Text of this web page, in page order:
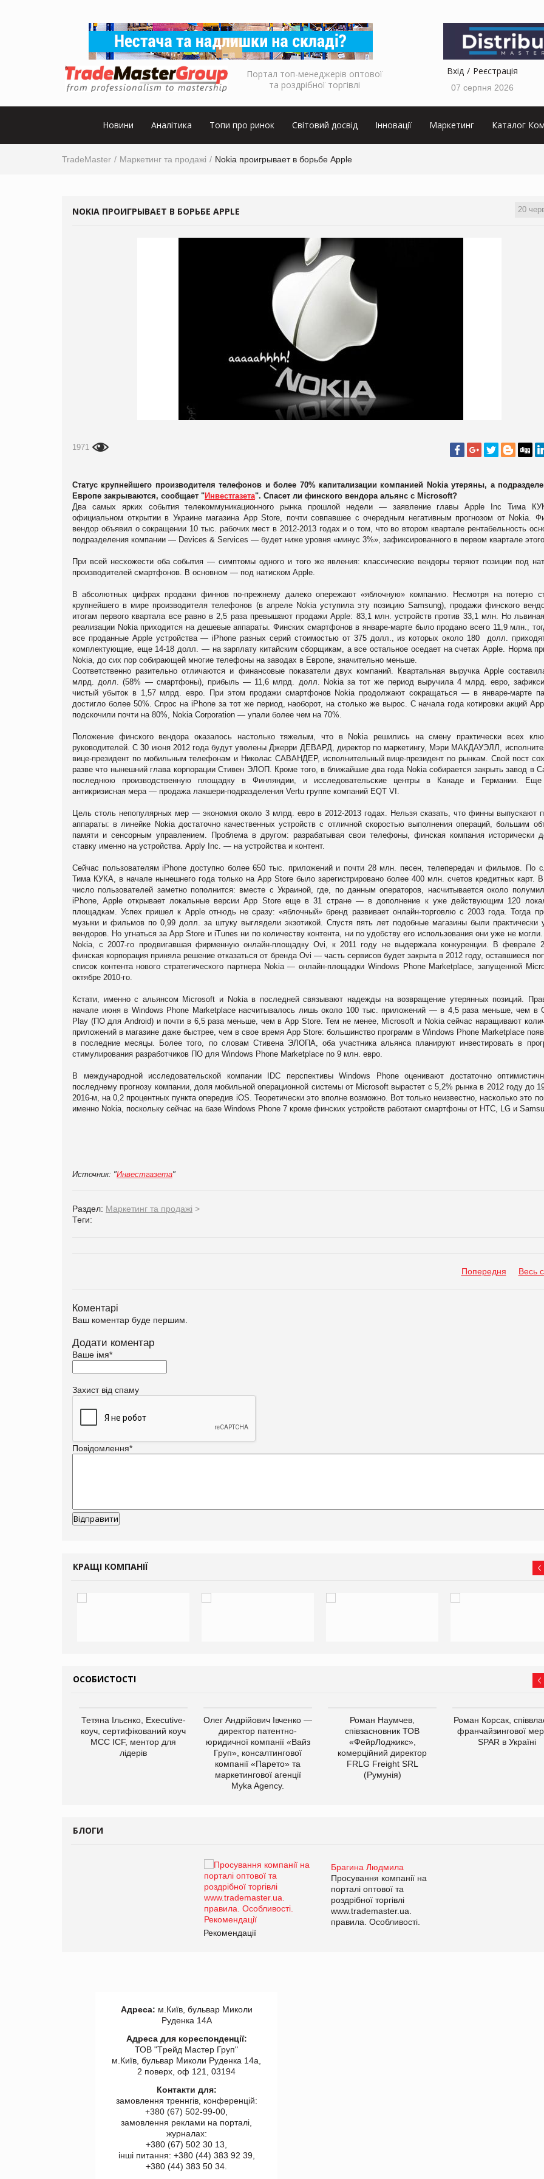
Портал топ-менеджерів оптової
та роздрібної торгівлі
Вхід Реєстрація
07 серпня 2026
Новини Аналітика Топи про ринок Світовий досвід Інновації Маркетинг Каталог
TradeMaster Маркетинг та продажі Nokia проигрывает в борьбе Apple
20
NOKIA ПРОИГРЫВАЕТ В БОРЬБЕ APPLE
1971
Статус крупнейшего производителя телефонов и более 70% капитализации компанией Nokia утеряны, а
Европе закрываются, сообщает "Инвестгазета". Спасет ли финского вендора альянс с Microsoft?
Два самых ярких события телекоммуникационного рынка прошлой недели — заявление главы Apple Inc Тима
официальном открытии в Украине магазина App Store, почти совпавшее с очередным негативным прогнозом от Nokia.
вендор объявил о сокращении 10 тыс. рабочих мест в 2012-2013 годах и о том, что во втором квартале рентабельность
подразделения компании — Devices & Services — будет ниже уровня «минус 3%», зафиксированного в первом квартале этого
При всей несхожести оба события — симптомы одного и того же явления: классические вендоры теряют позиции под
производителей смартфонов. В основном — под натиском Apple.
В абсолютных цифрах продажи финнов по-прежнему далеко опережают «яблочную» компанию. Несмотря на потерю
крупнейшего в мире производителя телефонов (в апреле Nokia уступила эту позицию Samsung), продажи финского
итогам первого квартала все равно в 2,5 раза превышают продажи Apple: 83,1 млн. устройств против 33,1 млн. Но
реализации Nokia приходится на дешевые аппараты. Финских смартфонов в январе-марте было продано всего 11,9 млн.,
все проданные Apple устройства — iPhone разных серий стоимостью от 375 долл., из которых около 180 долл.
комплектующие, еще 14-18 долл. — на зарплату китайским сборщикам, а все остальное оседает на счетах Apple. Норма
Nokia, до сих пор собирающей многие телефоны на заводах в Европе, значительно меньше.
Соответственно разительно отличаются и финансовые показатели двух компаний. Квартальная выручка Apple
млрд. долл. (58% — смартфоны), прибыль — 11,6 млрд. долл. Nokia за тот же период выручила 4 млрд. евро,
чистый убыток в 1,57 млрд. евро. При этом продажи смартфонов Nokia продолжают сокращаться — в январе-марте
достигло более 50%. Спрос на iPhone за тот же период, наоборот, на столько же вырос. С начала года котировки акций
подскочили почти на 80%, Nokia Corporation — упали более чем на 70%.
Положение финского вендора оказалось настолько тяжелым, что в Nokia решились на смену практически всех
руководителей. С 30 июня 2012 года будут уволены Джерри ДЕВАРД, директор по маркетингу, Мэри МАКДАУЭЛЛ
,
вице-президент по мобильным телефонам и Николас САВАНДЕР, исполнительный вице-президент по рынкам. Свой пост
разве что нынешний глава корпорации Стивен ЭЛОП
. Кроме того, в ближайшие два года Nokia собирается закрыть завод в
последнюю производственную площадку в Финляндии, и исследовательские центры в Канаде и Германии.
антикризисная мера — продажа лакшери-подразделения Vertu группе компаний EQT VI.
Цель столь непопулярных мер — экономия около 3 млрд. евро в 2012-2013 годах. Нельзя сказать, что финны выпускают
аппараты: в линейке Nokia достаточно качественных устройств с отличной скоростью выполнения операций, большим
памяти и сенсорным управлением. Проблема в другом: разрабатывая свои телефоны, финская компания исторически
ставку именно на устройства. Applу Inc. — на устройства и контент.
Сейчас пользователям iPhone доступно более 650 тыс. приложений и почти 28 млн. песен, телепередач и фильмов. По
Тима КУКА , в начале нынешнего года только на App Store было зарегистрировано более 400 млн. счетов кредитных карт.
число пользователей заметно пополнится: вместе с Украиной, где, по данным операторов, насчитывается около
iPhone, Apple открывает локальные версии App Store еще в 31 стране — в дополнение к уже действующим 120
площадкам. Успех пришел к Apple отнюдь не сразу: «яблочный» бренд развивает онлайн-торговлю с 2003 года. Тогда
музыки и фильмов по 0,99 долл. за штуку выглядели экзотикой. Спустя пять лет подобные магазины были практически
вендоров. Но угнаться за App Store и iTunes ни по количеству контента, ни по удобству его использования они уже не
Nokia, с 2007-го продвигавшая фирменную онлайн-площадку Ovi, к 2011 году не выдержала конкуренции. В феврале
финская корпорация приняла решение отказаться от бренда Ovi — часть сервисов будет закрыта в 2012 году, оставшиеся
список контента нового стратегического партнера Nokia — онлайн-площадки Windows Phone Marketplace, запущенной
октябре 2010-го.
Кстати, именно с альянсом Microsoft и Nokia в последней связывают надежды на возвращение утерянных позиций.
начале июня в Windows Phone Marketplace насчитывалось лишь около 100 тыс. приложений — в 4,5 раза меньше, чем в
Play (ПО для Android) и почти в 6,5 раза меньше, чем в App Store. Тем не менее, Microsoft и Nokia сейчас наращивают
приложений в магазине даже быстрее, чем в свое время App Store: большинство программ в Windows Phone Marketplace
в последние месяцы. Более того, по словам Стивена ЭЛОПА , оба участника альянса планируют инвестировать в
стимулирования разработчиков ПО для Windows Phone Marketplace по 9 млн. евро.
В международной исследовательской компании IDC перспективы Windows Phone оценивают достаточно
последнему прогнозу компании, доля мобильной операционной системы от Microsoft вырастет с 5,2% рынка в 2012 году до
2016-м, на 0,2 процентных пункта опередив iOS. Теоретически это вполне возможно. Вот только неизвестно, насколько это
именно Nokia, поскольку сейчас на базе Windows Phone 7 кроме финских устройств работают смартфоны от HTC, LG и
Источник: "Инвестгазета"
Раздел: Маркетинг та продажі >
Теги:
Попередня Весь
Коментарі
Ваш коментар буде першим.
Додати коментар
Ваше імя*
Захист від спаму
Повідомлення*
КРАЩІ КОМПАНІЇ
ОСОБИСТОСТІ
Тетяна Ільєнко, Executive-
коуч, сертифікований коуч
МСС ICF, ментор для
лідерів
Олег Андрійович Івченко —
директор патентно-
юридичної компанії «Вайз
Груп», консалтингової
компанії «Парето» та
маркетингової агенції
Myka Agency.
Роман Наумчев,
співзасновник ТОВ
«ФейрЛоджикс»,
комерційний директор
FRLG Freight SRL
(Румунія)
Роман Корсак,
франчайзингової
SPAR в Україні
БЛОГИ
Брагина Людмила
Просування компанії на
порталі оптової та
роздрібної торгівлі
www.trademaster.ua.
правила. Особливості.
Рекомендації
Адреса: м.Київ, бульвар Миколи
Руденка 14А
Адреса для кореспонденції:
ТОВ "Tрейд Мастер Груп"
м.Київ, бульвар Миколи Руденка 14а,
2 поверх, оф 121, 03194
Контакти для:
замовлення треннгів, конференцій:
+380 (67) 502-99-00,
замовлення реклами на порталі,
журналах:
+380 (67) 502 30 13,
інші питання: +380 (44) 383 92 39,
+380 (44) 383 50 34.